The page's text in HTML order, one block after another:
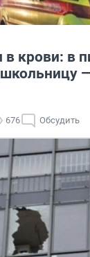
крови: в
школьницу
676 Обсудить